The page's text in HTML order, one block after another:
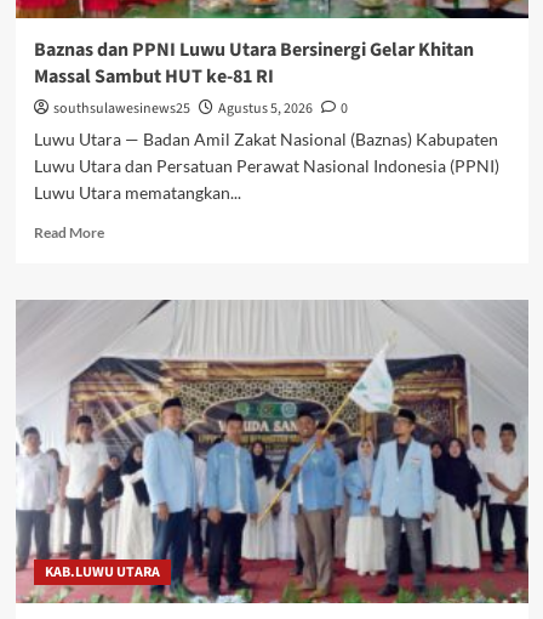
Baznas dan PPNI Luwu Utara Bersinergi Gelar Khitan
Massal Sambut HUT ke-81 RI
southsulawesinews25 Agustus 5, 2026
0
Luwu Utara — Badan Amil Zakat Nasional (Baznas) Kabupaten
Luwu Utara dan Persatuan Perawat Nasional Indonesia (PPNI)
Luwu Utara mematangkan...
Read MoreRead
Baznas
Luwu
Utara
Bersinergi
Gelar
Khitan
Massal
Sambut
HUT
ke-
81
RI
KAB.LUWU UTARA